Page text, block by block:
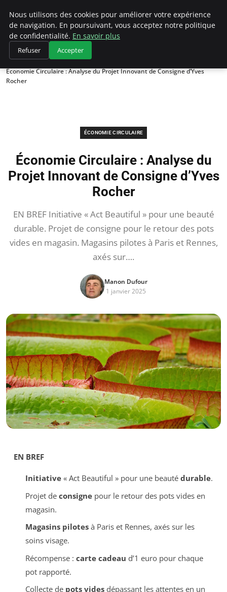
Climategatecountryclub.com
Accueil
Économie circulaire
Économie Circulaire : Analyse du Projet Innovant de Consigne d’Yves
Rocher
ÉCONOMIE CIRCULAIRE
Économie Circulaire : Analyse du
Projet Innovant de Consigne d’Yves
Rocher
EN BREF Initiative « Act Beautiful » pour une beauté
durable. Projet de consigne pour le retour des pots
vides en magasin. Magasins pilotes à Paris et Rennes,
axés sur….
Manon Dufour
1 janvier 2025
EN BREF
Initiative« Act Beautiful » pour une beauté durable.
Projet de consignepour le retour des pots vides en
magasin.
Magasins pilotesà Paris et Rennes, axés sur les
soins visage.
Récompense : carte cadeau d’1 euro pour chaque
pot rapporté.
Collecte de pots videsdépassant les attentes en un
Nous utilisons des cookies pour améliorer votre expérience
de navigation. En poursuivant, vous acceptez notre politique
de confidentialité. En savoir plus
Refuser Accepter